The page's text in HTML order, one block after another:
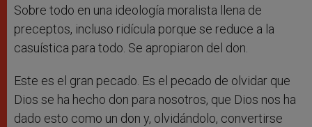
Sobre todo en una ideología moralista llena de
preceptos, incluso ridícula porque se reduce a la
casuística para todo. Se apropiaron del don.
Este es el gran pecado. Es el pecado de olvidar que
Dios se ha hecho don para nosotros, que Dios nos ha
dado esto como un don y, olvidándolo, convertirse